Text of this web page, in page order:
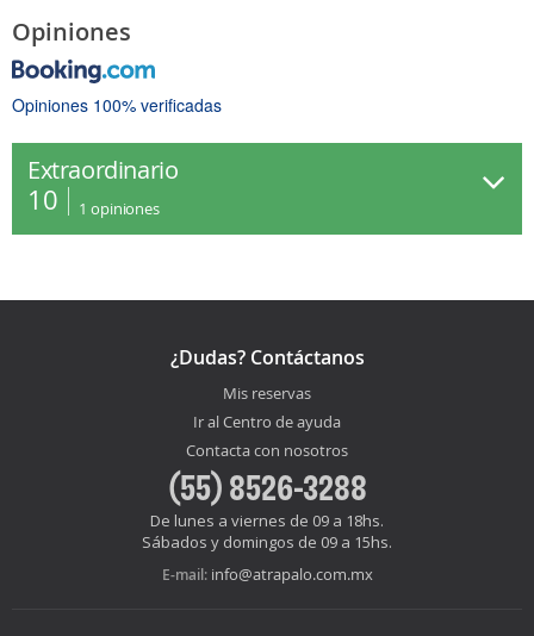
Opiniones
Opiniones 100% verificadas
Extraordinario
10 1 opiniones
¿Dudas? Contáctanos
Mis reservas
Ir al Centro de ayuda
Contacta con nosotros
(55) 8526-3288
De lunes a viernes de 09 a 18hs.
Sábados y domingos de 09 a 15hs.
E-mail: info@atrapalo.com.mx